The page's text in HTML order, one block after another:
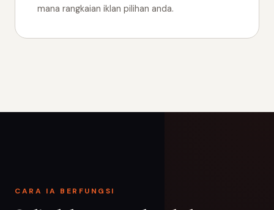
mana rangkaian iklan pilihan anda.
CARA IA BERFUNGSI